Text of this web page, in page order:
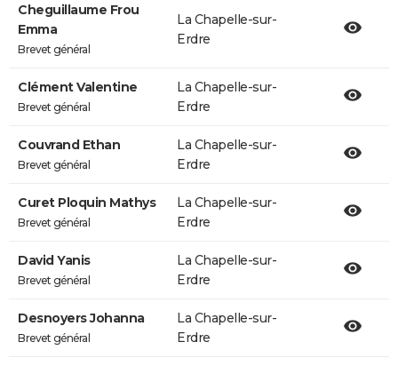
Cheguillaume Frou
Emma
Brevet général
La Chapelle-sur-
Erdre
Clément Valentine
Brevet général
La Chapelle-sur-
Erdre
Couvrand Ethan
Brevet général
La Chapelle-sur-
Erdre
Curet Ploquin Mathys
Brevet général
La Chapelle-sur-
Erdre
David Yanis
Brevet général
La Chapelle-sur-
Erdre
Desnoyers Johanna
Brevet général
La Chapelle-sur-
Erdre